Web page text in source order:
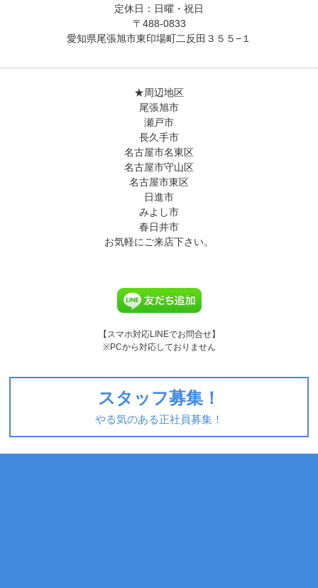
定休日：日曜・祝日
〒488-0833
愛知県尾張旭市東印場町二反田３５５−１
★周辺地区
尾張旭市
瀬戸市
長久手市
名古屋市名東区
名古屋市守山区
名古屋市東区
日進市
みよし市
春日井市
お気軽にご来店下さい。
【スマホ対応LINEでお問合せ】
※PCから対応しておりません
スタッフ募集！
やる気のある正社員募集！